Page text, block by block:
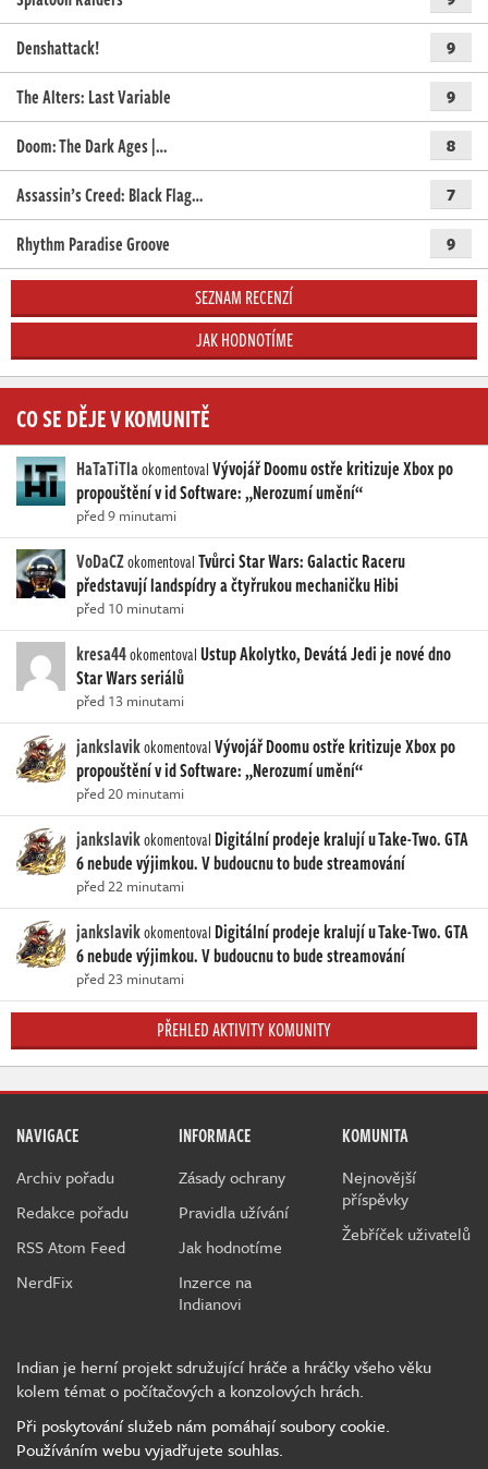
Denshattack! 9
The Alters: Last Variable 9
Doom: The Dark Ages |… 8
Assassin’s Creed: Black Flag… 7
Rhythm Paradise Groove 9
SEZNAM RECENZÍ
JAK HODNOTÍME
CO SE DĚJE V KOMUNITĚ
HaTaTiTlaokomentovalVývojář Doomu ostře kritizuje Xbox po
propouštění v id Software: „Nerozumí umění“
před 9 minutami
VoDaCZokomentovalTvůrci Star Wars: Galactic Raceru
představují landspídry a čtyřrukou mechaničku Hibi
před 10 minutami
kresa44okomentovalUstup Akolytko, Devátá Jedi je nové dno
Star Wars seriálů
před 13 minutami
jankslavikokomentovalVývojář Doomu ostře kritizuje Xbox po
propouštění v id Software: „Nerozumí umění“
před 20 minutami
jankslavikokomentoval Digitální prodeje kralují u Take-Two. GTA
6 nebude výjimkou. V budoucnu to bude streamování
před 22 minutami
jankslavikokomentoval Digitální prodeje kralují u Take-Two. GTA
6 nebude výjimkou. V budoucnu to bude streamování
před 23 minutami
PŘEHLED AKTIVITY KOMUNITY
NAVIGACE
Archiv pořadu
Redakce pořadu
RSS Atom Feed
NerdFix
INFORMACE
Zásady ochrany
Pravidla užívání
Jak hodnotíme
Inzerce na
Indianovi
KOMUNITA
Nejnovější
příspěvky
Žebříček uživatelů
Indian je herní projekt sdružující hráče a hráčky všeho věku
kolem témat o počítačových a konzolových hrách.
Při poskytování služeb nám pomáhají soubory cookie.
Používáním webu vyjadřujete souhlas.